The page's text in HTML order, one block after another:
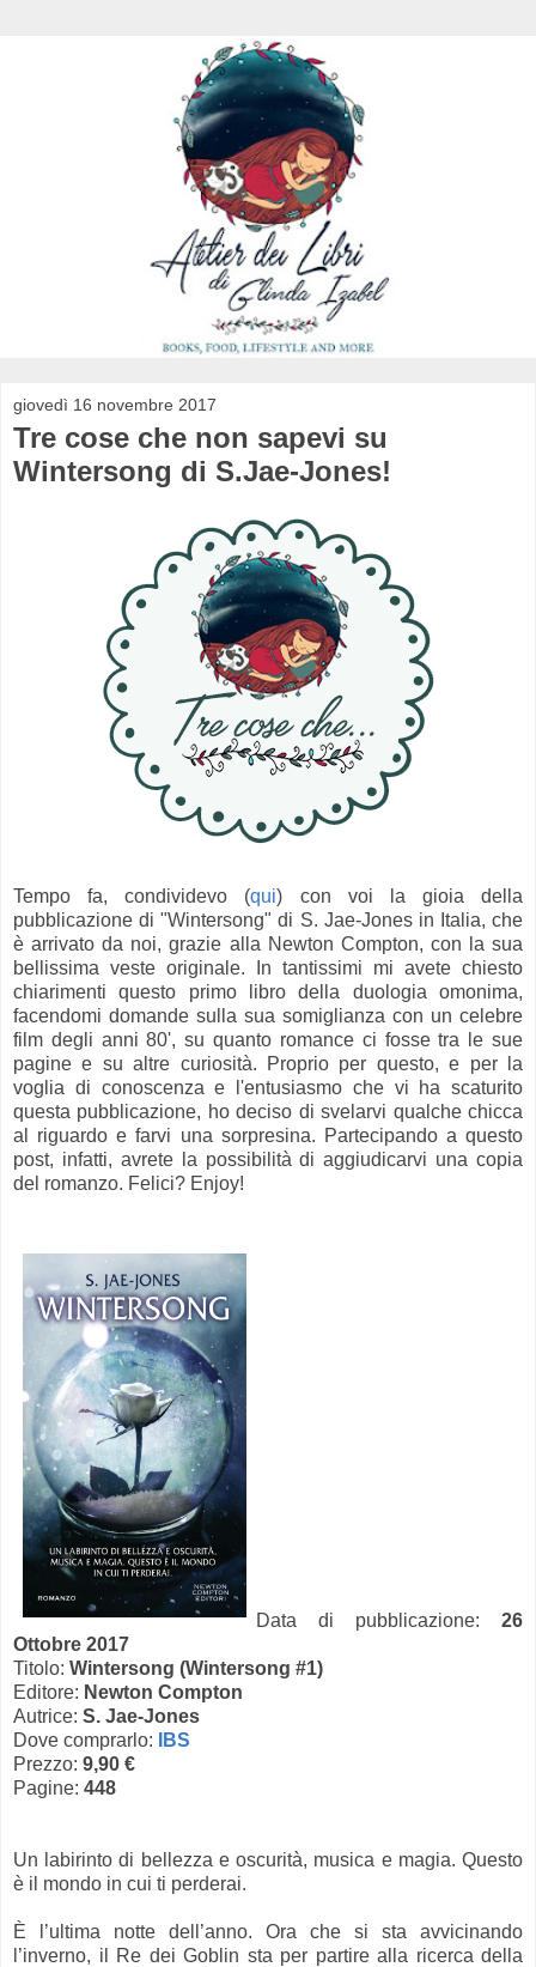
giovedì 16 novembre 2017
Tre cose che non sapevi su
Wintersong di S.Jae-Jones!
Tempo fa, condividevo (qui) con voi la gioia della
pubblicazione di "Wintersong" di S. Jae-Jones in Italia, che
è arrivato da noi, grazie alla Newton Compton, con la sua
bellissima veste originale. In tantissimi mi avete chiesto
chiarimenti questo primo libro della duologia omonima,
facendomi domande sulla sua somiglianza con un celebre
film degli anni 80', su quanto romance ci fosse tra le sue
pagine e su altre curiosità. Proprio per questo, e per la
voglia di conoscenza e l'entusiasmo che vi ha scaturito
questa pubblicazione, ho deciso di svelarvi qualche chicca
al riguardo e farvi una sorpresina. Partecipando a questo
post, infatti, avrete la possibilità di aggiudicarvi una copia
del romanzo. Felici? Enjoy!
Data di pubblicazione: 26
Ottobre 2017
Titolo: Wintersong (Wintersong #1)
Editore: Newton Compton
Autrice: S. Jae-Jones
Dove comprarlo:
IBS
Prezzo: 9,90 €
Pagine: 448
Un labirinto di bellezza e oscurità, musica e magia. Questo
è il mondo in cui ti perderai.
È l’ultima notte dell’anno. Ora che si sta avvicinando
l’inverno, il Re dei Goblin sta per partire alla ricerca della